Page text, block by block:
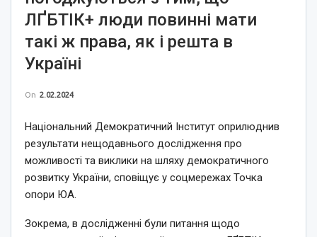
ЛҐБТІК+ люди повинні мати
такі ж права, як і решта в
Україні
On 2.02.2024
Національний Демократичний Інститут оприлюднив
результати нещодавнього дослідження про
можливості та виклики на шляху демократичного
розвитку України, сповіщує у соцмережах Точка
опори ЮА.
Зокрема, в дослідженні були питання щодо